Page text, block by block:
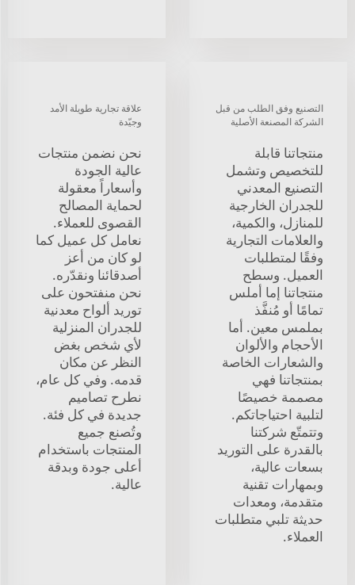
التصنيع وفق الطلب من قبل
الشركة المصنعة الأصلية
منتجاتنا قابلة
للتخصيص وتشمل
التصنيع المعدني
للجدران الخارجية
للمنازل، والكمية،
والعلامات التجارية
وفقًا لمتطلبات
العميل. وسطح
منتجاتنا إما أملس
تمامًا أو مُنفَّذ
بملمس معين. أما
الأحجام والألوان
والشعارات الخاصة
بمنتجاتنا فهي
مصممة خصيصًا
لتلبية احتياجاتكم.
وتتمتّع شركتنا
بالقدرة على التوريد
بسعات عالية،
وبمهارات تقنية
متقدمة، ومعدات
حديثة تلبي متطلبات
العملاء.
علاقة تجارية طويلة الأمد
وجيّدة
نحن نضمن منتجات
عالية الجودة
وأسعاراً معقولة
لحماية المصالح
القصوى للعملاء.
نعامل كل عميل كما
لو كان من أعز
أصدقائنا ونقدّره.
نحن منفتحون على
توريد ألواح معدنية
للجدران المنزلية
لأي شخص بغض
النظر عن مكان
قدمه. وفي كل عام،
نطرح تصاميم
جديدة في كل فئة.
وتُصنع جميع
المنتجات باستخدام
أعلى جودة وبدقة
عالية.